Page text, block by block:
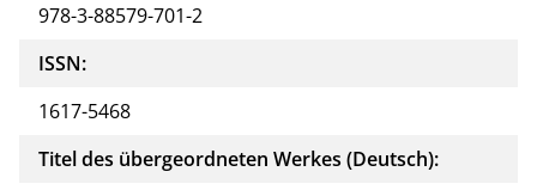
978-3-88579-701-2
ISSN:
1617-5468
Titel des übergeordneten Werkes (Deutsch):